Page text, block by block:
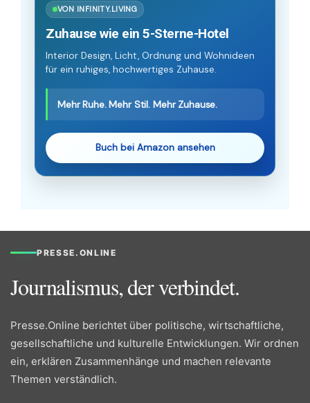
VON INFINITY.LIVING
Zuhause wie ein 5-Sterne-Hotel
Interior Design, Licht, Ordnung und Wohnideen
für ein ruhiges, hochwertiges Zuhause.
Mehr Ruhe. Mehr Stil. Mehr Zuhause.
Buch bei Amazon ansehen
PRESSE.ONLINE
Journalismus, der verbindet.
Presse.Online berichtet über politische, wirtschaftliche,
gesellschaftliche und kulturelle Entwicklungen. Wir ordnen
ein, erklären Zusammenhänge und machen relevante
Themen verständlich.